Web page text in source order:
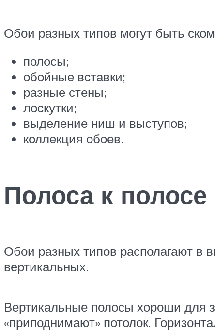
Обои разных типов могут быть
полосы;
обойные вставки;
разные стены;
лоскутки;
выделение ниш и выступов;
коллекция обоев.
Полоса к полосе
Обои разных типов располагают в
вертикальных.
Вертикальные полосы хороши для
«приподнимают» потолок.